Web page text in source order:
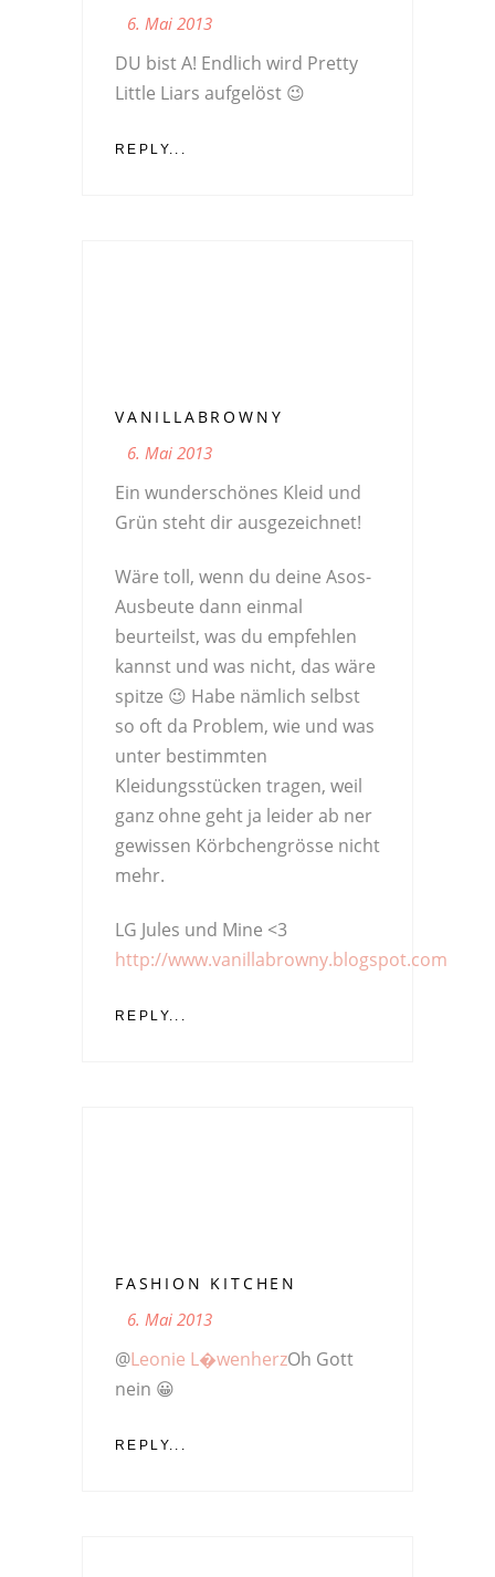
6. Mai 2013
DU bist A! Endlich wird Pretty
Little Liars aufgelöst 😉
REPLY...
VANILLABROWNY
6. Mai 2013
Ein wunderschönes Kleid und
Grün steht dir ausgezeichnet!
Wäre toll, wenn du deine Asos-
Ausbeute dann einmal
beurteilst, was du empfehlen
kannst und was nicht, das wäre
spitze 😉 Habe nämlich selbst
so oft da Problem, wie und was
unter bestimmten
Kleidungsstücken tragen, weil
ganz ohne geht ja leider ab ner
gewissen Körbchengrösse nicht
mehr.
LG Jules und Mine <3
http://www.vanillabrowny.blogspot.com
REPLY...
FASHION KITCHEN
6. Mai 2013
@Leonie L�wenherzOh Gott
nein 😀
REPLY...